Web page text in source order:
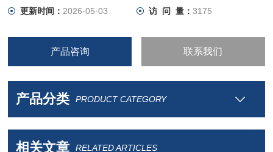
更新时间： 2026-05-03 访 问 量： 3175
产品咨询 联系我们
产品分类 PRODUCT CATEGORY
相关文章 RELATED ARTICLES